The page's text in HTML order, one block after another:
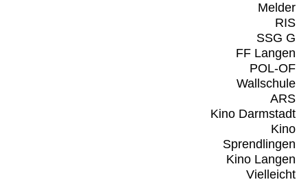
Melder
RIS
SSG G
FF Langen
POL-OF
Wallschule
ARS
Kino Darmstadt
Kino
Sprendlingen
Kino Langen
Vielleicht